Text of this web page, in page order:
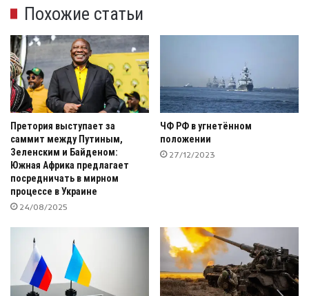
Похожие статьи
Претория выступает за
саммит между Путиным,
Зеленским и Байденом:
Южная Африка предлагает
посредничать в мирном
процессе в Украине
24/08/2025
ЧФ РФ в угнетённом
положении
27/12/2023